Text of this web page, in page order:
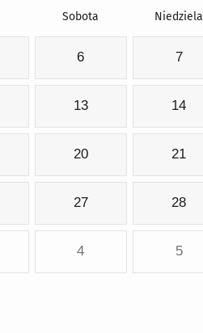
Sobota Niedziela
6 7
13 14
20 21
27 28
4 5